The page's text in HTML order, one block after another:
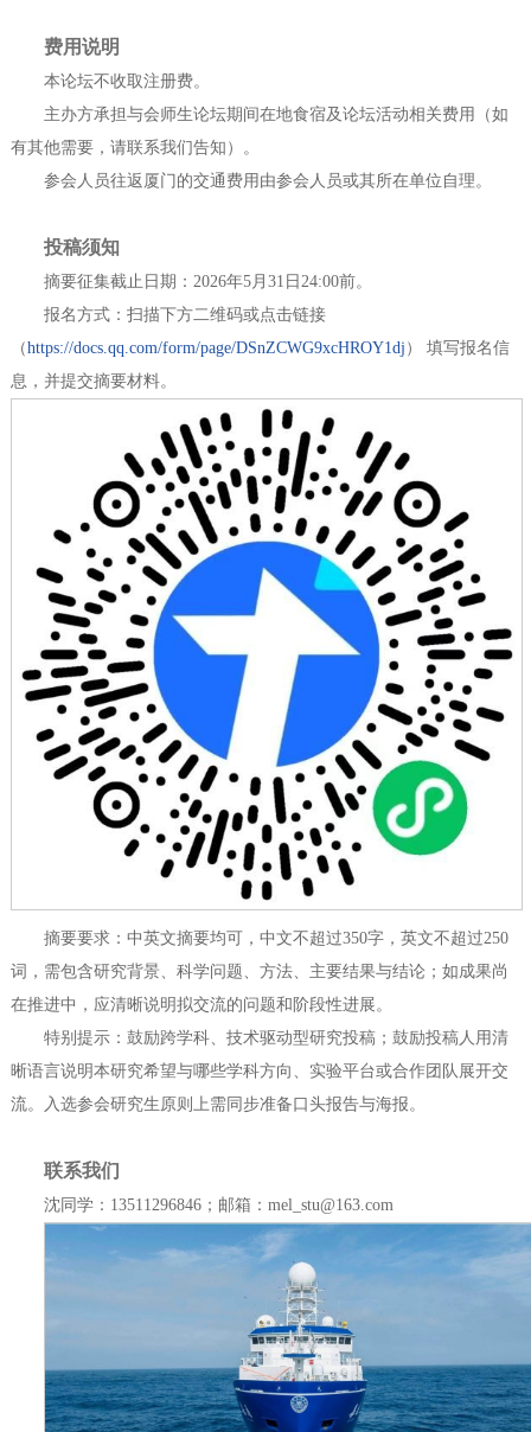
费用说明
本论坛不收取注册费。
主办方承担与会师生论坛期间在地食宿及论坛活动相关费用（如
有其他需要，请联系我们告知）。
参会人员往返厦门的交通费用由参会人员或其所在单位自理。
投稿须知
摘要征集截止日期：2026年5月31日24:00前。
报名方式：扫描下方二维码或点击链接
（https://docs.qq.com/form/page/DSnZCWG9xcHROY1dj ） 填写报名信
息，并提交摘要材料。
摘要要求：中英文摘要均可，中文不超过350字，英文不超过250
词，需包含研究背景、科学问题、方法、主要结果与结论；如成果尚
在推进中，应清晰说明拟交流的问题和阶段性进展。
特别提示：鼓励跨学科、技术驱动型研究投稿；鼓励投稿人用清
晰语言说明本研究希望与哪些学科方向、实验平台或合作团队展开交
流。入选参会研究生原则上需同步准备口头报告与海报。
联系我们
沈同学：13511296846；邮箱：mel_stu@163.com